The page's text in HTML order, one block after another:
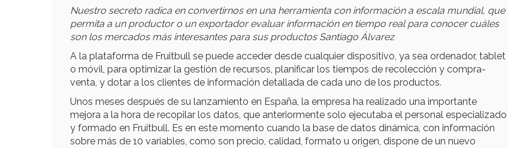
Nuestro secreto radica en convertirnos en una herramienta con información a escala mundial, que
permita a un productor o un exportador evaluar información en tiempo real para conocer cuáles
son los mercados más interesantes para sus productos Santiago Álvarez
A la plataforma de Fruitbull se puede acceder desde cualquier dispositivo, ya sea ordenador, tablet
o móvil, para optimizar la gestión de recursos, planificar los tiempos de recolección y compra-
venta, y dotar a los clientes de información detallada de cada uno de los productos.
Unos meses después de su lanzamiento en España, la empresa ha realizado una importante
mejora a la hora de recopilar los datos, que anteriormente solo ejecutaba el personal especializado
y formado en Fruitbull. Es en este momento cuando la base de datos dinámica, con información
sobre más de 10 variables, como son precio, calidad, formato u origen, dispone de un nuevo